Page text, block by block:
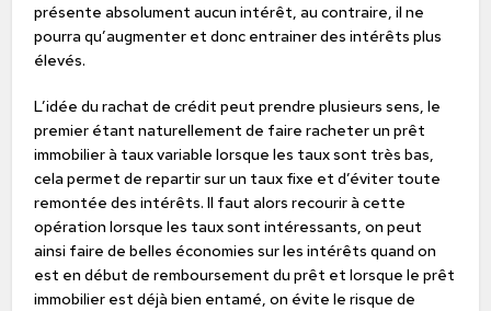
présente absolument aucun intérêt, au contraire, il ne
pourra qu’augmenter et donc entrainer des intérêts plus
élevés.
L’idée du rachat de crédit peut prendre plusieurs sens, le
premier étant naturellement de faire racheter un prêt
immobilier à taux variable lorsque les taux sont très bas,
cela permet de repartir sur un taux fixe et d’éviter toute
remontée des intérêts. Il faut alors recourir à cette
opération lorsque les taux sont intéressants, on peut
ainsi faire de belles économies sur les intérêts quand on
est en début de remboursement du prêt et lorsque le prêt
immobilier est déjà bien entamé, on évite le risque de